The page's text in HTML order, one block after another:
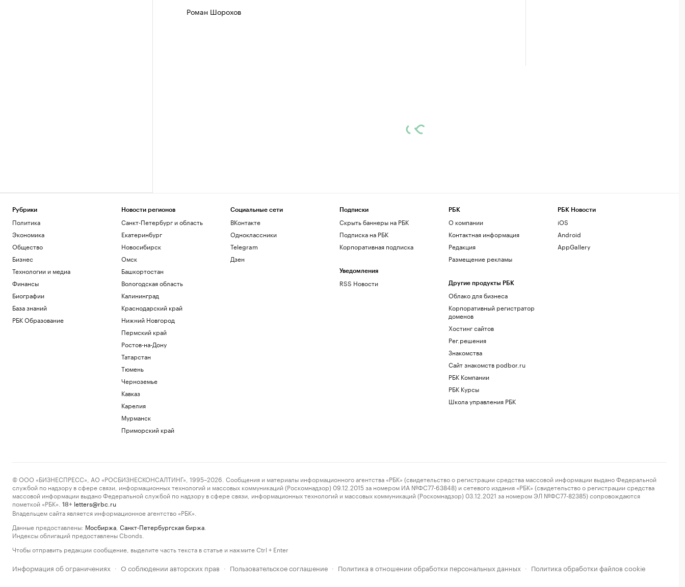
Роман Шорохов
Рубрики
Политика
Экономика
Общество
Бизнес
Технологии и медиа
Финансы
Биографии
База знаний
РБК Образование
Новости регионов
Санкт-Петербург и область
Екатеринбург
Новосибирск
Омск
Башкортостан
Вологодская область
Калининград
Краснодарский край
Нижний Новгород
Пермский край
Ростов-на-Дону
Татарстан
Тюмень
Черноземье
Кавказ
Карелия
Мурманск
Приморский край
Социальные сети
ВКонтакте
Одноклассники
Telegram
Дзен
Подписки
Скрыть баннеры на РБК
Подписка на РБК
Корпоративная подписка
Уведомления
RSS Новости
РБК
О компании
Контактная информация
Редакция
Размещение рекламы
Другие продукты РБК
Облако для бизнеса
Корпоративный регистратор
доменов
Хостинг сайтов
Рег.решения
Знакомства
Сайт знакомств podbor.ru
РБК Компании
РБК Курсы
Школа управления РБК
РБК Новости
iOS
Android
AppGallery
© ООО «БИЗНЕСПРЕСС», АО «РОСБИЗНЕСКОНСАЛТИНГ», 1995–2026. Сообщения и материалы информационного агентства «РБК» (свидетельство о регистрации средства массовой информации выдано Федеральной
службой по надзору в сфере связи, информационных технологий и массовых коммуникаций (Роскомнадзор) 09.12.2015 за номером ИА №ФС77-63848) и сетевого издания «РБК» (свидетельство о регистрации средства
массовой информации выдано Федеральной службой по надзору в сфере связи, информационных технологий и массовых коммуникаций (Роскомнадзор) 03.12.2021 за номером ЭЛ №ФС77-82385) сопровождаются
пометкой «РБК».
18+ letters@rbc.ru
Владельцем сайта является информационное агентство «РБК».
Данные предоставлены: Мосбиржа Санкт-Петербургская биржа
Индексы облигаций предоставлены Cbonds.
Чтобы отправить редакции сообщение, выделите часть текста в статье и нажмите Ctrl + Enter
Информация об ограничениях · О соблюдении авторских прав · Пользовательское соглашение · Политика в отношении обработки персональных данных · Политика обработки файлов cookie